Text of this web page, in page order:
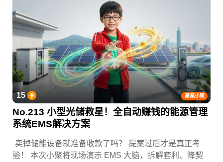
產業小聚
15
No.213 小型光储救星！全自动赚钱的能源管理
系统EMS解决方案
卖掉储能设备就准备收款了吗？ 提案过后才是真正考
验！ 本次小聚将现场演示 EMS 大脑，拆解套利、降契